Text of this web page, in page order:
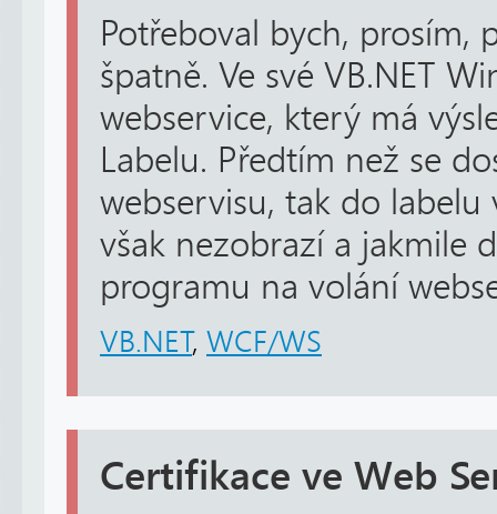
Potřeboval bych, prosím,
špatně. Ve své VB.NET
webservice, který má
Labelu. Předtím než se
webservisu, tak do labelu
však nezobrazí a jakmile
programu na volání
VB.NET, WCF/WS
Certifikace ve Web